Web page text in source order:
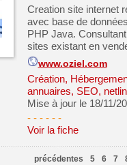
Creation site internet
avec base de
PHP Java.
sites existant en
www.oziel.com
Création,
annuaires, SEO,
Mise à jour le 18/11/
- - - - --
Voir la fiche
précédentes 5 6 7